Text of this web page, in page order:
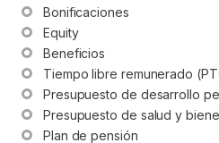
Bonificaciones
Equity
Beneficios
Tiempo libre remunerado
Presupuesto de desarrollo
Presupuesto de salud y
Plan de pensión